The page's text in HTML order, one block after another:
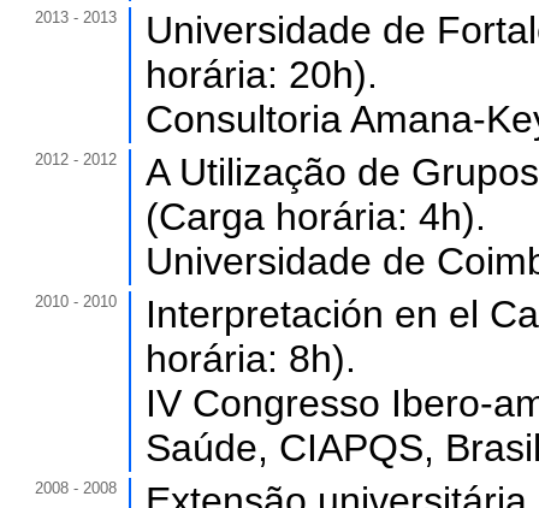
2013 - 2013
Universidade de
horária: 20h).
Consultoria Amana-
2012 - 2012
A Utilização de
(Carga horária: 4h).
Universidade de
2010 - 2010
Interpretación en el
horária: 8h).
IV Congresso Ibero-
Saúde, CIAPQS,
2008 - 2008